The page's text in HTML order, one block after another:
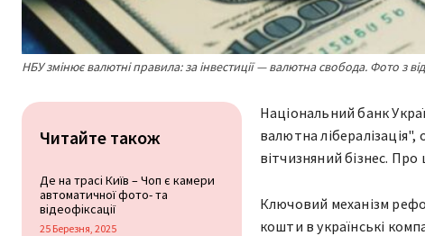
НБУ змінює валютні правила: за інвестиції — валютна свобода. Фото з
Читайте також
Де на трасі Київ – Чоп є камери
автоматичної фото- та
відеофіксації
25 Березня, 2025
Національний банк
валютна
вітчизняний бізнес. Про
Ключовий механізм
кошти в українські